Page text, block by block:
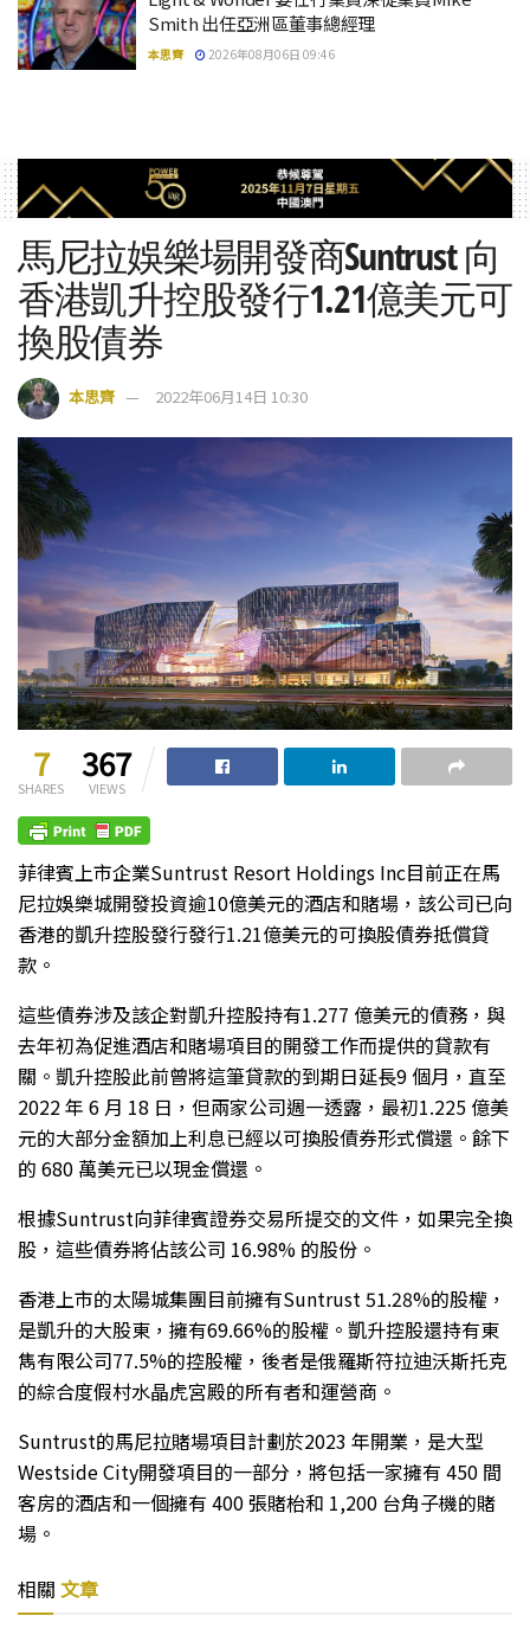
Smith 出任亞洲區董事總經理
本思齊 2026年08月06日 09:46
馬尼拉娛樂場開發商Suntrust 向
香港凱升控股發行1.21億美元可
換股債券
本思齊 2022年06月14日 10:30
7
SHARES
367
VIEWS
菲律賓上市企業Suntrust Resort Holdings Inc目前正在馬
尼拉娛樂城開發投資逾10億美元的酒店和賭場，該公司已向
香港的凱升控股發行發行1.21億美元的可換股債券抵償貸
款。
這些債券涉及該企對凱升控股持有1.277 億美元的債務，與
去年初為促進酒店和賭場項目的開發工作而提供的貸款有
關。凱升控股此前曾將這筆貸款的到期日延長9 個月，直至
2022 年 6 月 18 日，但兩家公司週一透露，最初1.225 億美
元的大部分金額加上利息已經以可換股債券形式償還。餘下
的 680 萬美元已以現金償還。
根據Suntrust向菲律賓證券交易所提交的文件，如果完全換
股，這些債券將佔該公司 16.98% 的股份。
香港上市的太陽城集團目前擁有Suntrust 51.28%的股權，
是凱升的大股東，擁有69.66%的股權。凱升控股還持有東
雋有限公司77.5%的控股權，後者是俄羅斯符拉迪沃斯托克
的綜合度假村水晶虎宮殿的所有者和運營商。
Suntrust的馬尼拉賭場項目計劃於2023 年開業，是大型
Westside City開發項目的一部分，將包括一家擁有 450 間
客房的酒店和一個擁有 400 張賭枱和 1,200 台角子機的賭
場。
相關 文章